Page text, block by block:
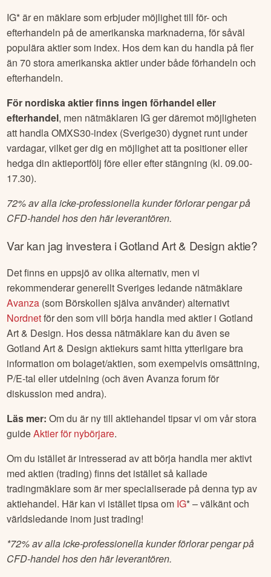
IG* är en mäklare som erbjuder möjlighet till för- och
efterhandeln på de amerikanska marknaderna, för såväl
populära aktier som index. Hos dem kan du handla på fler
än 70 stora amerikanska aktier under både förhandeln och
efterhandeln.
För nordiska aktier finns ingen förhandel eller
efterhandel, men nätmäklaren IG ger däremot möjligheten
att handla OMXS30-index (Sverige30) dygnet runt under
vardagar, vilket ger dig en möjlighet att ta positioner eller
hedga din aktieportfölj före eller efter stängning (kl. 09.00-
17.30).
72% av alla icke-professionella kunder förlorar pengar på
CFD-handel hos den här leverantören.
Var kan jag investera iGotland Art & Designaktie?
Det finns en uppsjö av olika alternativ, men vi
rekommenderar generellt Sveriges ledande nätmäklare
Avanza (som Börskollen själva använder) alternativt
Nordnetför den som vill börja handla med aktier iGotland
Art & Design. Hos dessa nätmäklare kan du även se
Gotland Art & Design aktiekurs samt hitta ytterligare bra
information om bolaget/aktien, som exempelvis omsättning,
P/E-tal eller utdelning (och även Avanza forum för
diskussion med andra).
Läs mer: Om du är ny till aktiehandel tipsar vi om vår stora
guideAktier för nybörjare.
Om du istället är intresserad av att börja handla mer aktivt
med aktien (trading) finns det istället så kallade
tradingmäklare som är mer specialiserade på denna typ av
aktiehandel. Här kan vi istället tipsa om IG* – välkänt och
världsledande inom just trading!
*72% av alla icke-professionella kunder förlorar pengar på
CFD-handel hos den här leverantören.